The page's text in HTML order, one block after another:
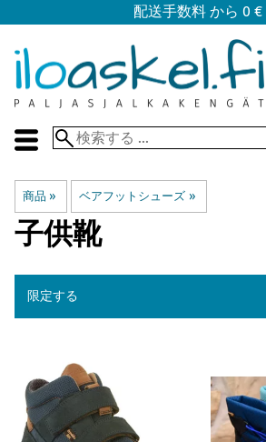
配送手数料 から 0 €
商品 ‪» ベアフットシューズ ‪»
子供靴
限定する